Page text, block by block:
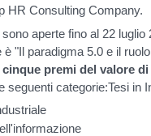
HR Consulting Company.
aperte fino al 22 luglio
"Il paradigma 5.0 e il
cinque premi del valore di
seguenti categorie:Tesi in